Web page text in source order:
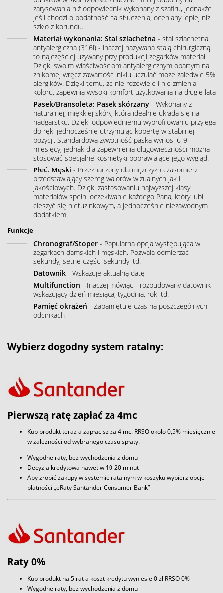
zarysowania niż odpowiednik wykonany z szafiru, jednakże
jeśli chodzi o podatność na stłuczenia, oceniany lepiej niż
szkło z korundu.
Materiał wykonania: Stal szlachetna - stal szlachetna
antyalergiczna (316l) - inaczej nazywana stalą chirurgiczną
to najczęściej używany przy produkcji zegarków materiał.
Dzięki swoim właściwościom antyalergicznym opartym na
znikomej wręcz zawartości niklu uczulać może zaledwie 5%
alergików. Dzięki temu, że nie rdzewieje i nie zmienia
koloru, zapewnia wysoki komfort użytkowania na długie lata
Pasek/Bransoleta: Pasek skórzany - Wykonany z
naturalnej, miękkiej skóry, która idealnie układa się na
nadgarstku. Dzięki odpowiedniemu wyprofilowaniu przylega
do ręki jednocześnie utrzymując kopertę w stabilnej
pozycji. Standardowa żywotność paska wynosi 6-9
miesięcy, jednak dla zapewnienia długowieczności można
stosować specjalne kosmetyki poprawiające jego wygląd.
Płeć: Męski - Przeznaczony dla mężczyzn czasomierz
przedstawiający szereg walorów wizualnych jak i
jakościowych. Dzięki zastosowaniu najwyższej klasy
materiałów spełni oczekiwanie każdego Pana, który lubi
cieszyć się nietuzinkowym, a jednocześnie niezawodnym
dodatkiem.
Funkcje
Chronograf/Stoper - Popularna opcja występująca w
zegarkach damskich i męskich. Pozwala odmierzać
sekundy, setne części sekundy itd.
Datownik - Wskazuje aktualną datę
Multifunction - Inaczej mówiąc - rozbudowany datownik
wskazujący dzień miesiąca, tygodnia, rok itd.
Pamięć okrążeń - Zapamiętuje czas na poszczególnych
odcinkach
Wybierz dogodny system ratalny:
Pierwszą ratę zapłać za 4mc
Kup produkt teraz a zapłacisz za 4 mc. RRSO około 0,5% miesięcznie
w zależności od wybranego czasu spłaty.
Wygodne raty, bez wychodzenia z domu
Decyzja kredytowa nawet w 10-20 minut
Aby zrobić zakupy w systemie ratalnym w koszyku wybierz opcje
płatności „eRaty Santander Consumer Bank”
Raty 0%
Kup produkt na 5 rat a koszt kredytu wyniesie 0 zł RRSO 0%
Wygodne raty, bez wychodzenia z domu